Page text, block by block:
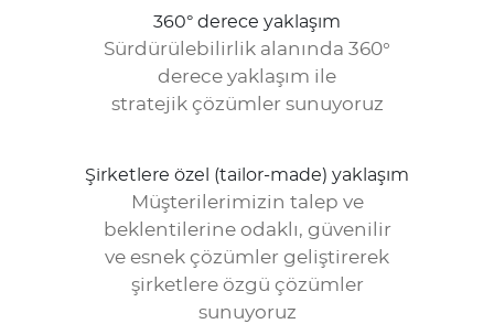
360° derece yaklaşım
Sürdürülebilirlik alanında 360°
derece yaklaşım ile
stratejik çözümler sunuyoruz
Şirketlere özel (tailor-made) yaklaşım
Müşterilerimizin talep ve
beklentilerine odaklı, güvenilir
ve esnek çözümler geliştirerek
şirketlere özgü çözümler
sunuyoruz